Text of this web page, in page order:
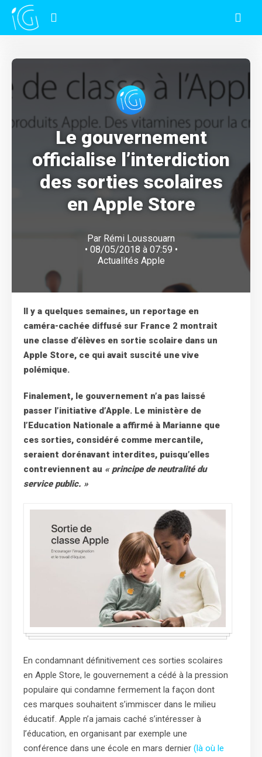
Le gouvernement
officialise l’interdiction
des sorties scolaires
en Apple Store
Par Rémi Loussouarn
• 08/05/2018 à 07:59 •
Actualités Apple
Il y a quelques semaines, un reportage en
caméra-cachée diffusé sur France 2 montrait
une classe d’élèves en sortie scolaire dans un
Apple Store, ce qui avait suscité une vive
polémique.
Finalement, le gouvernement n’a pas laissé
passer l’initiative d’Apple. Le ministère de
l’Education Nationale a affirmé à Marianne que
ces sorties, considéré comme mercantile,
seraient dorénavant interdites, puisqu’elles
contreviennent au « principe de neutralité du
service public. »
En condamnant définitivement ces sorties scolaires
en Apple Store, le gouvernement a cédé à la pression
populaire qui condamne fermement la façon dont
ces marques souhaitent s’immiscer dans le milieu
éducatif. Apple n’a jamais caché s’intéresser à
l’éducation, en organisant par exemple une
conférence dans une école en mars dernier (là où le